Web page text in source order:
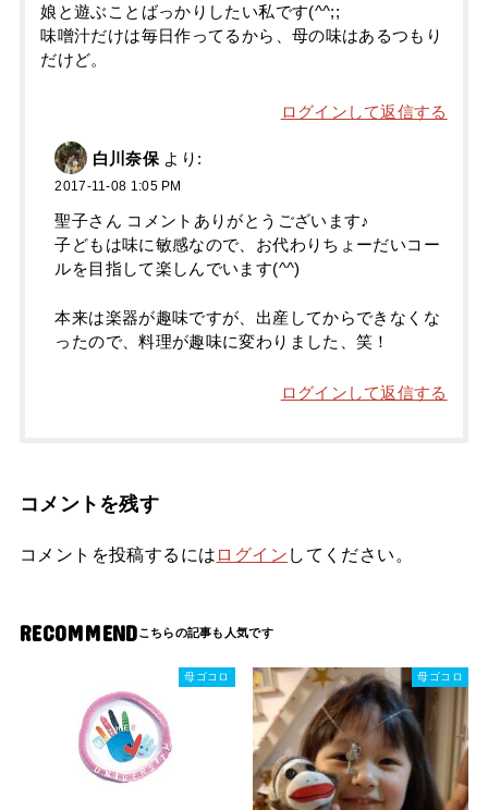
娘と遊ぶことばっかりしたい私です(^^;;
味噌汁だけは毎日作ってるから、母の味はあるつもり
だけど。
ログインして返信する
白川奈保 より:
2017-11-08 1:05 PM
聖子さん コメントありがとうございます♪
子どもは味に敏感なので、お代わりちょーだいコー
ルを目指して楽しんでいます(^^)
本来は楽器が趣味ですが、出産してからできなくな
ったので、料理が趣味に変わりました、笑！
ログインして返信する
コメントを残す
コメントを投稿するには ログイン してください。
RECOMMEND
母ゴコロ 母ゴコロ